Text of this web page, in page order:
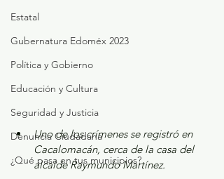
Estatal
Gubernatura Edoméx 2023
Política y Gobierno
Educación y Cultura
Seguridad y Justicia
Denuncia Ciudadana
¿Qué pasa en tus municipios?
Uno de los crímenes se registró en
Cacalomacán, cerca de la casa del
alcalde Raymundo Martínez.